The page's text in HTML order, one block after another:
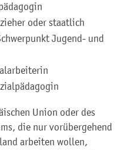
oder staatlich
Jugend- und
Union oder des
die nur vorübergehend
arbeiten wollen,